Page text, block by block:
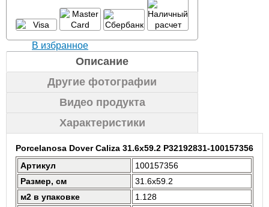
В избранное
Описание
Другие фотографии
Видео продукта
Характеристики
Porcelanosa Dover Caliza 31.6x59.2 P32192831-100157356
Артикул
100157356
Размер, см
31.6x59.2
м2 в упаковке
1.128